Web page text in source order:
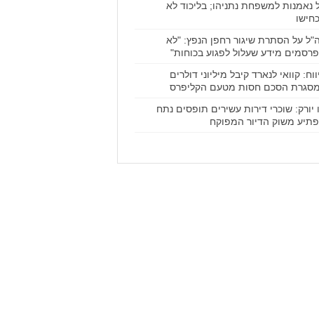
נאמנות למשפחת נתניהו; בליכוד לא
על הסתרת שיגור רחפן הנפץ: "לא
מידע שעלול לפגוע בכוחות"
קוואי לנארד קיבל מיליוני דולרים
הסכם חסות מטעם הקליפרס
יורק: שוכרי דירות עשירים תופסים נתח
משוק הדיור המפוקח